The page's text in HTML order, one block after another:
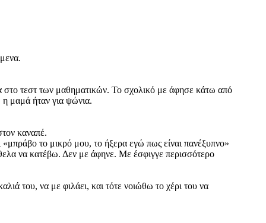
στο τεστ των μαθηματικών. Το σχολικό με άφησε κάτω από
μαμά ήταν για ψώνια.
καναπέ.
το μικρό μου, το ήξερα εγώ πως είναι πανέξυπνο»
να κατέβω. Δεν με άφηνε. Με έσφιγγε περισσότερο
του, να με φιλάει, και τότε νοιώθω το χέρι του να